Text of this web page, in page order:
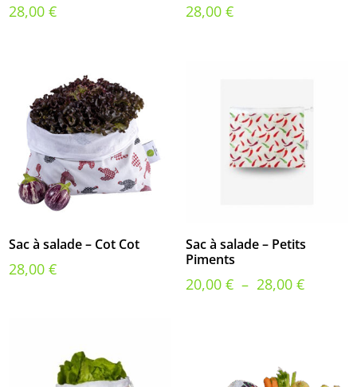
28,00€ 28,00 €
Sac à salade – Cot Cot
28,00€
Sac à salade – Petits
Piments
20,00 € – 28,00 €Plage